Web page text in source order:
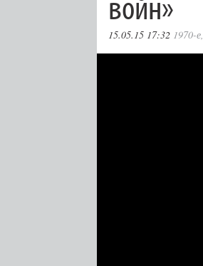
15.05.15 17:32 1970-е,